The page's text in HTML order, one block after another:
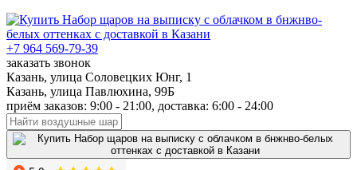
+7 964 569-79-39
заказать звонок
Казань, улица Соловецких Юнг, 1
Казань, улица Павлюхина, 99Б
приём заказов: 9:00 - 21:00, доставка: 6:00 - 24:00